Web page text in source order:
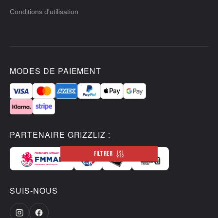
Conditions d'utilisation
MODES DE PAIEMENT
PARTENAIRE GRIZZLIZ :
SUIS-NOUS
FILTRER